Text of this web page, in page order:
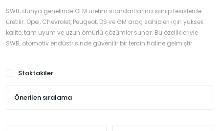
SWB, dünya genelinde OEM üretim standartlarına sahip tesislerde
üretilir. Opel, Chevrolet, Peugeot, DS ve GM araç sahipleri için yüksek
kalite, tam uyum ve uzun ömürlü çözümler sunar. Bu özellikleriyle
SWB, otomotiv endüstrisinde güvenilir bir tercih haline gelmiştir.
Stoktakiler